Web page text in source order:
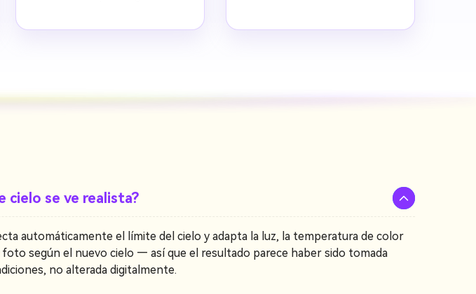
cielo se ve realista?
automáticamente el límite del cielo y adapta la luz, la temperatura de color
según el nuevo cielo — así que el resultado parece haber sido tomada
no alterada digitalmente.